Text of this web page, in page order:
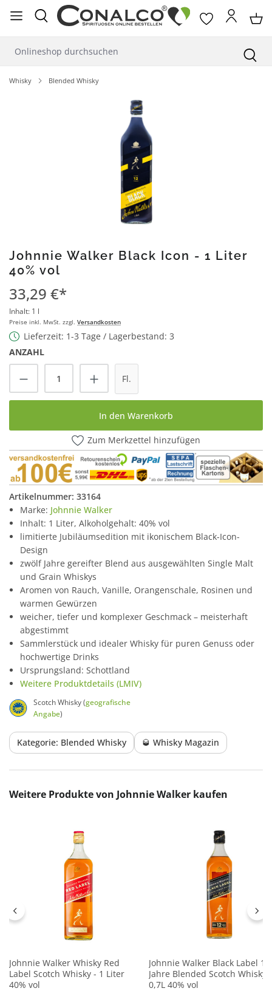
springen
Whisky Blended Whisky
Johnnie Walker Black Icon - 1 Liter
40% vol
33,29 €*
Inhalt: 1 l
Preise inkl. MwSt. zzgl. Versandkosten
Lieferzeit: 1-3 Tage / Lagerbestand: 3
ANZAHL
Produkt Anzahl: Gib den gewünschten
Fl.
In den Warenkorb
Zum Merkzettel hinzufügen
Artikelnummer: 33164
Marke: Johnnie Walker
Inhalt: 1 Liter, Alkoholgehalt: 40% vol
limitierte Jubiläumsedition mit ikonischem Black-Icon-
Design
zwölf Jahre gereifter Blend aus ausgewählten Single Malt
und Grain Whiskys
Aromen von Rauch, Vanille, Orangenschale, Rosinen und
warmen Gewürzen
weicher, tiefer und komplexer Geschmack – meisterhaft
abgestimmt
Sammlerstück und idealer Whisky für puren Genuss oder
hochwertige Drinks
Ursprungsland: Schottland
Weitere Produktdetails (LMIV)
Scotch Whisky (geografische
Angabe)
Kategorie: Blended Whisky 🥃 Whisky Magazin
Produktgalerie überspringen
Weitere Produkte von Johnnie Walker kaufen
Johnnie Walker Whisky Red
Label Scotch Whisky - 1 Liter
40% vol
Johnnie Walker Black Label 12
Jahre Blended Scotch Whisky -
0,7L 40% vol